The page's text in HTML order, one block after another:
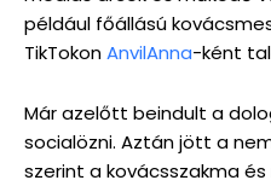
például főállású
TikTokonAnvilAnna-ként
Már azelőtt beindult a
socialözni. Aztán jött a
szerint a kovácsszakma